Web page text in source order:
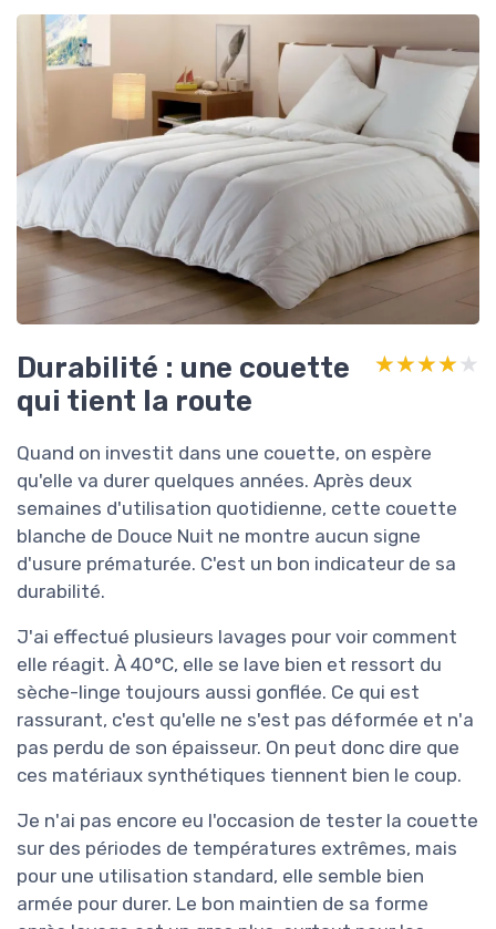
Durabilité : une couette
qui tient la route
★★★★★
★★★★★
Quand on investit dans une couette, on espère
qu'elle va durer quelques années. Après deux
semaines d'utilisation quotidienne, cette couette
blanche de Douce Nuit ne montre aucun signe
d'usure prématurée. C'est un bon indicateur de sa
durabilité.
J'ai effectué plusieurs lavages pour voir comment
elle réagit. À 40°C, elle se lave bien et ressort du
sèche-linge toujours aussi gonflée. Ce qui est
rassurant, c'est qu'elle ne s'est pas déformée et n'a
pas perdu de son épaisseur. On peut donc dire que
ces matériaux synthétiques tiennent bien le coup.
Je n'ai pas encore eu l'occasion de tester la couette
sur des périodes de températures extrêmes, mais
pour une utilisation standard, elle semble bien
armée pour durer. Le bon maintien de sa forme